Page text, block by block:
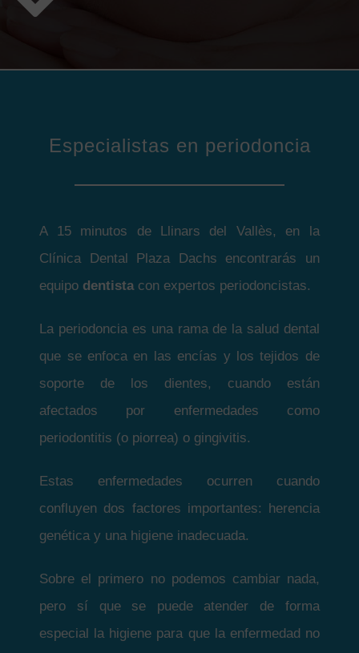
Especialistas en periodoncia
A 15 minutos de Llinars del Vallès, en la
Clínica Dental Plaza Dachs encontrarás un
equipo dentista con expertos periodoncistas.
La periodoncia es una rama de la salud dental
que se enfoca en las encías y los tejidos de
soporte de los dientes, cuando están
afectados por enfermedades como
periodontitis (o piorrea) o gingivitis.
Estas enfermedades ocurren cuando
confluyen dos factores importantes: herencia
genética y una higiene inadecuada.
Sobre el primero no podemos cambiar nada,
pero sí que se puede atender de forma
especial la higiene para que la enfermedad no